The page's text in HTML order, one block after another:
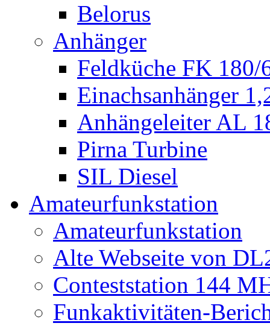
Belorus
Anhänger
Feldküche FK 180/
Einachsanhänger
Anhängeleiter AL
Pirna Turbine
SIL Diesel
Amateurfunkstation
Amateurfunkstation
Alte Webseite von
Conteststation 144
Funkaktivitäten-